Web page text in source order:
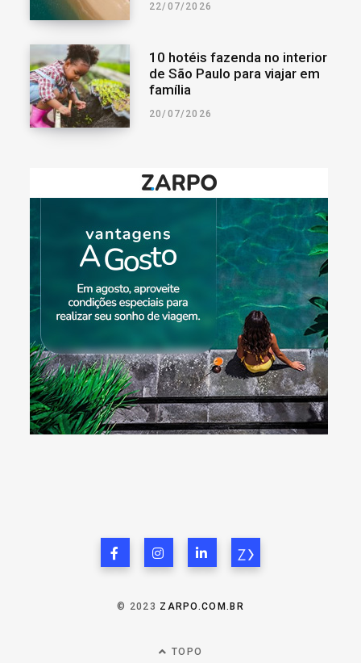
22/07/2026
10 hotéis fazenda no interior
de São Paulo para viajar em
família
20/07/2026
© 2023 ZARPO.COM.BR
TOPO